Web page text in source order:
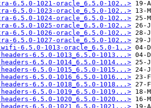
6.5.0-1021-oracle_6.5.0-102..>
6.5.0-1023-oracle_6.5.0-102..>
6.5.0-1024-oracle_6.5.0-102..>
6.5.0-1025-oracle_6.5.0-102..>
6.5.0-1026-oracle_6.5.0-102..>
6.5.0-1027-oracle_6.5.0-102..>
6.5.0-1013-oracle_6.5.0-1..>
6.5.0-1013_6.5.0-1013...>
6.5.0-1014_6.5.0-1014...>
6.5.0-1015_6.5.0-1015...>
6.5.0-1016_6.5.0-1016...>
6.5.0-1018_6.5.0-1018...>
6.5.0-1019_6.5.0-1019...>
6.5.0-1020_6.5.0-1020...>
6.5.0-1021_6.5.0-1021...>